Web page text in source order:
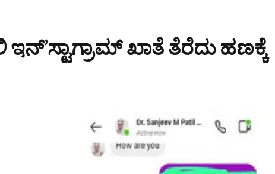
ಖಾತೆ ತೆರೆದು ಹಣಕ್ಕೆ